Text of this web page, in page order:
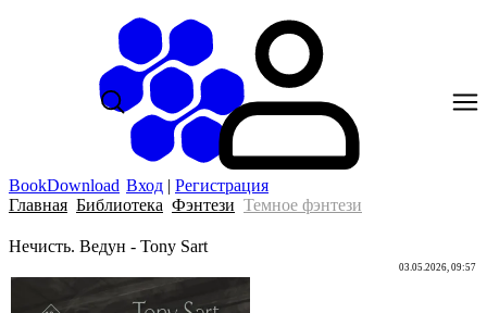
BookDownload Вход | Регистрация
Главная Библиотека Фэнтези Темное фэнтези
Нечисть. Ведун - Tony Sart
03.05.2026, 09:57